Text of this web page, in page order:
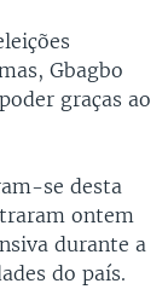
Gbagbo
graças ao
se desta
ontem
durante a
do país.